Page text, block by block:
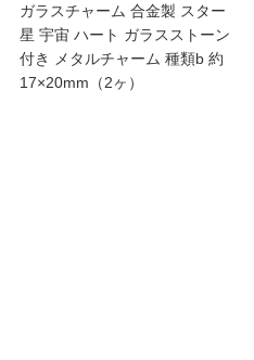
ガラスチャーム 合金製 スター
星 宇宙 ハート ガラスストーン
付き メタルチャーム 種類b 約
17×20mm（2ヶ）